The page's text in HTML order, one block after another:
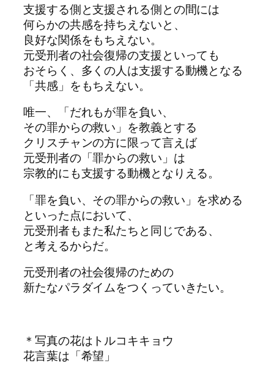
支援する側と支援される側との間には
何らかの共感を持ちえないと、
良好な関係をもちえない。
元受刑者の社会復帰の支援といっても
おそらく、多くの人は支援する動機となる
「共感」をもちえない。
唯一、「だれもが罪を負い、
その罪からの救い」を教義とする
クリスチャンの方に限って言えば
元受刑者の「罪からの救い」は
宗教的にも支援する動機となりえる。
「罪を負い、その罪からの救い」を求める
といった点において、
元受刑者もまた私たちと同じである、
と考えるからだ。
元受刑者の社会復帰のための
新たなパラダイムをつくっていきたい。
＊写真の花はトルコキキョウ
花言葉は「希望」